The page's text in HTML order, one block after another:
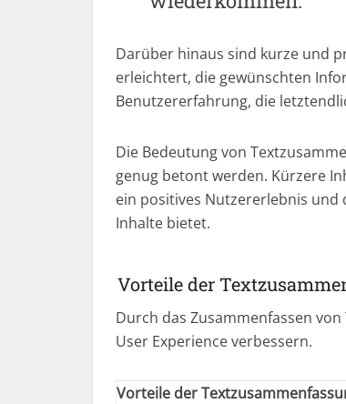
Darüber hinaus sind kurze und
erleichtert, die gewünschten
Benutzererfahrung, die
Die Bedeutung von
genug betont werden. Kürzere
ein positives Nutzererlebnis und
Inhalte bietet.
Vorteile der
Durch das Zusammenfassen
User Experience verbessern.
Vorteile der